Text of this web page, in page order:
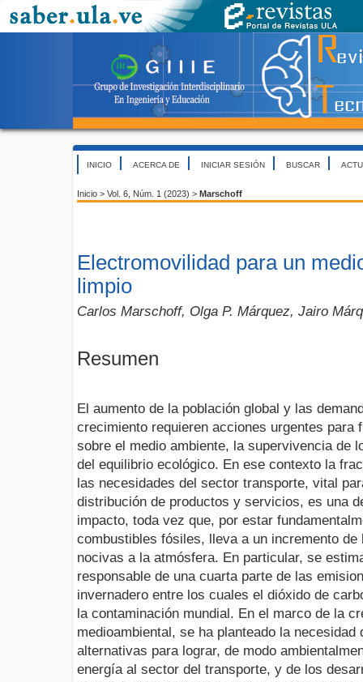
INICIO ACERCA DE INICIAR SESIÓN BUSCAR
Inicio > Vol. 6, Núm. 1 (2023) > Marschoff
Electromovilidad para un
limpio
Carlos Marschoff, Olga P. Márquez, Jairo
Resumen
El aumento de la población global y las
crecimiento requieren acciones urgentes para
sobre el medio ambiente, la supervivencia de
del equilibrio ecológico. En ese contexto la
las necesidades del sector transporte, vital
distribución de productos y servicios, es una
impacto, toda vez que, por estar
combustibles fósiles, lleva a un incremento
nocivas a la atmósfera. En particular, se
responsable de una cuarta parte de las
invernadero entre los cuales el dióxido de
la contaminación mundial. En el marco de la
medioambiental, se ha planteado la necesidad
alternativas para lograr, de modo
energía al sector del transporte, y de los